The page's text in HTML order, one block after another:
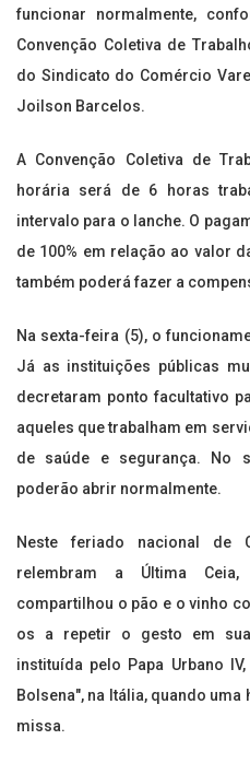
funcionar normalmente,
Convenção Coletiva de
do Sindicato do Comércio
Joilson Barcelos.
A Convenção Coletiva de
horária será de 6 horas
intervalo para o lanche. O
de 100% em relação ao valor
também poderá fazer a
Na sexta-feira (5), o
Já as instituições públicas
decretaram ponto facultativo
aqueles que trabalham em
de saúde e segurança. No
poderão abrir normalmente.
Neste feriado nacional de
relembram a Última
compartilhou o pão e o vinho
os a repetir o gesto em
instituída pelo Papa Urbano
Bolsena", na Itália, quando
missa.